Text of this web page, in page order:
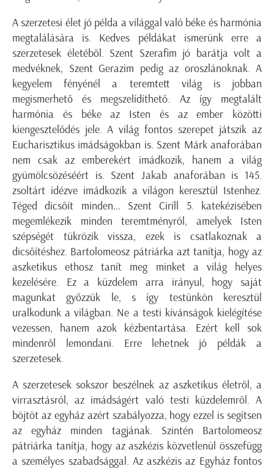
A szerzetesi élet jó példa a világgal való béke és harmónia
megtalálására is. Kedves példákat ismerünk erre a
szerzetesek életéből. Szent Szerafim jó barátja volt a
medvéknek, Szent Gerazim pedig az oroszlánoknak. A
kegyelem fényénél a teremtett világ is jobban
megismerhető és megszelídíthető. Az így megtalált
harmónia és béke az Isten és az ember közötti
kiengesztelődés jele. A világ fontos szerepet játszik az
Eucharisztikus imádságokban is. Szent Márk anaforában
nem csak az emberekért imádkozik, hanem a világ
gyümölcsözéséért is. Szent Jakab anaforában is 145.
zsoltárt idézve imádkozik a világon keresztül Istenhez.
Téged dicsőít minden… Szent Cirill 5. katekézisében
megemlékezik minden teremtményről, amelyek Isten
szépségét tükrözik vissza, ezek is csatlakoznak a
dicsőítéshez. Bartolomeosz pátriárka azt tanítja, hogy az
aszketikus ethosz tanít meg minket a világ helyes
kezelésére. Ez a küzdelem arra irányul, hogy saját
magunkat győzzük le, s így testünkön keresztül
uralkodunk a világban. Ne a testi kívánságok kielégítése
vezessen, hanem azok kézbentartása. Ezért kell sok
mindenről lemondani. Erre lehetnek jó példák a
szerzetesek.
A szerzetesek sokszor beszélnek az aszketikus életről, a
virrasztásról, az imádságért való testi küzdelemről. A
böjtöt az egyház azért szabályozza, hogy ezzel is segítsen
az egyház minden tagjának. Szintén Bartolomeosz
pátriárka tanítja, hogy az aszkézis közvetlenül összefügg
a személyes szabadsággal. Az aszkézis az Egyház fontos